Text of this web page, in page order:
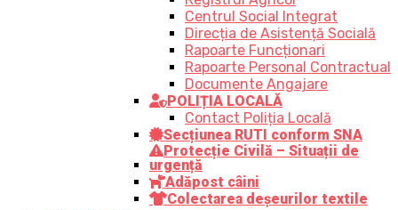
Centrul Social Integrat
Direcția de Asistență Socială
Rapoarte Funcționari
Rapoarte Personal Contractual
Documente Angajare
POLIȚIA LOCALĂ
Contact Poliția Locală
Secțiunea RUTI conform SNA
Protecție Civilă – Situații de
urgență
Adăpost câini
Colectarea deșeurilor textile